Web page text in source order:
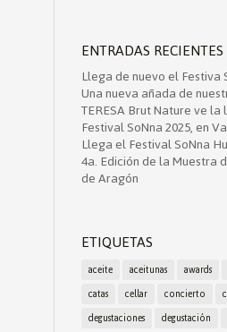
ENTRADAS RECIENTES
Llega de nuevo el Festiva
Una nueva añada de
TERESA Brut Nature ve la
Festival SoNna 2025, en
Llega el Festival SoNna
4a. Edición de la Muestra
de Aragón
ETIQUETAS
aceite aceitunas awards
catas
cellar concierto
degustaciones
degustación